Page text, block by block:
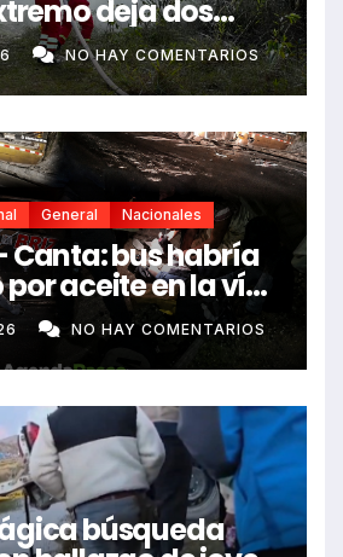
deja dos
heridos
NO HAY COMENTARIOS
General Nacionales
Canta: bus habría
aceite en la vía
siniestrado
fallecidos
NO HAY COMENTARIOS
búsqueda